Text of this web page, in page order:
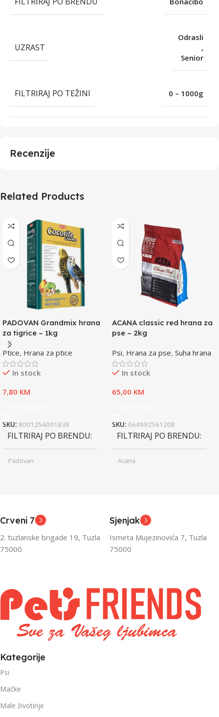
UZRAST
Odrasli
,
Senior
FILTRIRAJ PO TEŽINI 0 – 1000g
Recenzije
Related Products
PADOVAN Grandmix hrana
za tigrice – 1kg
Ptice, Hrana za ptice
In stock
7,80 KM
SKU: 8001254001838
FILTRIRAJ PO BRENDU
Padovan
FILTRIRAJ PO TEŽINI
1kg – 3kg
ACANA classic red hrana za
pse – 2kg
Psi, Hrana za pse, Suha hrana
In stock
65,00 KM
SKU: 064992561208
FILTRIRAJ PO BRENDU
Acana
FILTRIRAJ PO TEŽINI
Crveni 7
2. tuzlanske brigade 19, Tuzla
75000
Sjenjak
Ismeta Mujezinovića 7, Tuzla
75000
Kategorije
Psi
Mačke
Male životinje